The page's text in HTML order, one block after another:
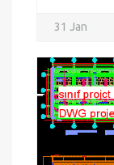
31 Jan